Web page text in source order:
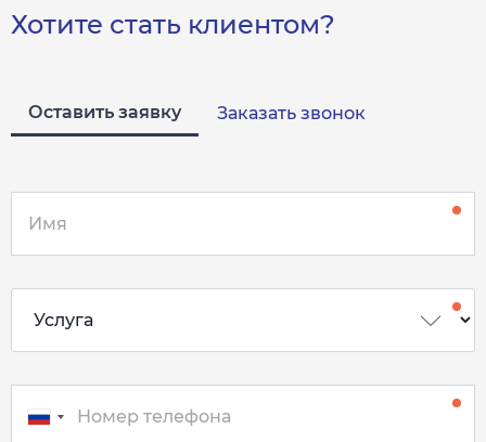
Хотите стать клиентом?
Оставить заявку Заказать звонок